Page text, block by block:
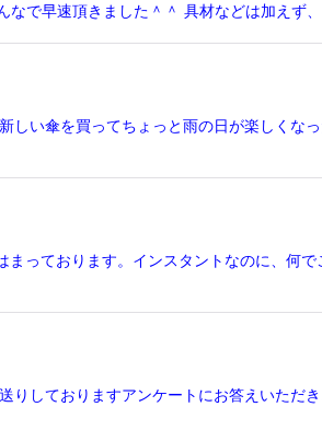
で早速頂きました＾＾ 具材などは加え
い傘を買ってちょっと雨の日が楽しくな
っております。インスタントなのに、何
しておりますアンケートにお答えいただ